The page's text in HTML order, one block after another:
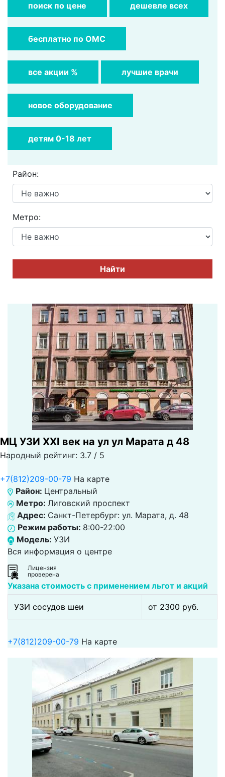
поиск по цене дешевле всех
бесплатно по ОМС
все акции % лучшие врачи
новое оборудование
детям 0-18 лет
Район:
Метро:
Найти
МЦ УЗИ XXI век на ул ул Марата д 48
Народный рейтинг: 3.7 / 5
+7(812)209-00-79 На карте
Район: Центральный
Метро: Лиговский проспект
Адрес: Санкт-Петербург: ул. Марата, д. 48
Режим работы: 8:00-22:00
Модель: УЗИ
Вся информация о центре
Лицензия
проверена
Указана стоимость с применением льгот и акций
УЗИ сосудов шеи от 2300 pуб.
+7(812)209-00-79 На карте